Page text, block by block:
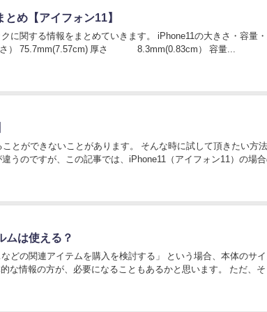
め【アイフォン11】
めていきます。 iPhone11の大きさ・容量・重
さ・画面サイズ 大きさ（サイズ） 縦（高さ） 150.99mm(15.09cm) 横（長さ） 75.7mm(7.57cm) 厚さ 8.3mm(0.83cm） 容量...
とができないことがあります。 そんな時に試して頂きたい方法
ムは使える？
どの関連アイテムを購入を検討する」 という場合、本体のサ
方が、必要になることもあるかと思います。 ただ、そうい